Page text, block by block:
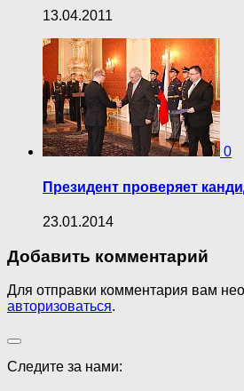
13.04.2011
0
Президент проверяет
23.01.2014
Добавить комментарий
Для отправки комментария вам
авторизоваться.
Следите за нами: